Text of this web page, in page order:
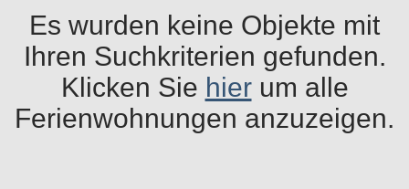
Es wurden keine Objekte mit
Ihren Suchkriterien gefunden.
Klicken Sie hierum alle
Ferienwohnungen anzuzeigen.